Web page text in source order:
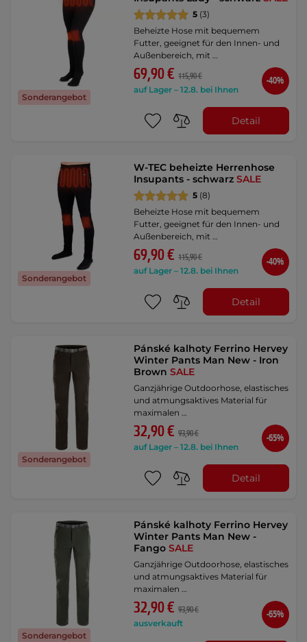
Sonderangebot
5 (3)
Beheizte Hose mit bequemem
Futter, geeignet für den Innen- und
Außenbereich, mit …
69,90 € 115,90 €
auf Lager – 12.8. bei Ihnen
-40%
Detail
Sonderangebot
W-TEC beheizte Herrenhose
Insupants - schwarzSALE
5 (8)
Beheizte Hose mit bequemem
Futter, geeignet für den Innen- und
Außenbereich, mit …
69,90 € 115,90 €
auf Lager – 12.8. bei Ihnen
-40%
Detail
Sonderangebot
Pánské kalhoty Ferrino Hervey
Winter Pants Man New - Iron
BrownSALE
Ganzjährige Outdoorhose, elastisches
und atmungsaktives Material für
maximalen …
32,90 € 93,90 €
auf Lager – 12.8. bei Ihnen
-65%
Detail
Sonderangebot
Pánské kalhoty Ferrino Hervey
Winter Pants Man New -
FangoSALE
Ganzjährige Outdoorhose, elastisches
und atmungsaktives Material für
maximalen …
32,90 € 93,90 €
ausverkauft
-65%